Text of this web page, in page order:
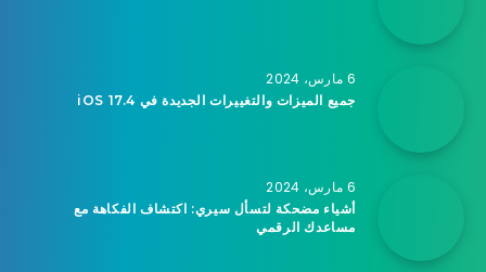
6 مارس، 2024
جميع الميزات والتغييرات الجديدة في iOS 17.4
6 مارس، 2024
أشياء مضحكة لتسأل سيري: اكتشاف الفكاهة مع
مساعدك الرقمي